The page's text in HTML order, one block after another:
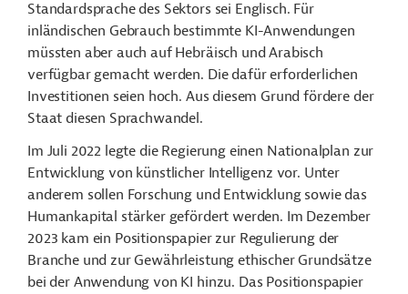
Standardsprache des Sektors sei Englisch. Für
inländischen Gebrauch bestimmte KI-Anwendungen
müssten aber auch auf Hebräisch und Arabisch
verfügbar gemacht werden. Die dafür erforderlichen
Investitionen seien hoch. Aus diesem Grund fördere der
Staat diesen Sprachwandel.
Im Juli 2022 legte die Regierung einen Nationalplan zur
Entwicklung von künstlicher Intelligenz vor. Unter
anderem sollen Forschung und Entwicklung sowie das
Humankapital stärker gefördert werden. Im Dezember
2023 kam ein Positionspapier zur Regulierung der
Branche und zur Gewährleistung ethischer Grundsätze
bei der Anwendung von KI hinzu. Das Positionspapier